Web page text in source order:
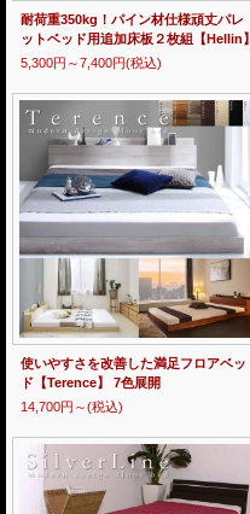
耐荷重350kg！パイン材仕様頑丈パレ
ットベッド用追加床板２枚組【Hellin】
5,300円～7,400円(税込)
使いやすさを改善した満足フロアベッ
ド【Terence】 7色展開
14,700円～(税込)